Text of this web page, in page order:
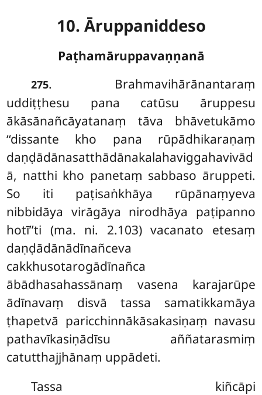
10. Āruppaniddeso
Paṭhamāruppavaṇṇanā
275. Brahmavihārānantaraṃ
uddiṭṭhesu pana catūsu āruppesu
ākāsānañcāyatanaṃ tāva bhāvetukāmo
‘‘dissante kho pana rūpādhikaraṇaṃ
daṇḍādānasatthādānakalahaviggahavivād
ā, natthi kho panetaṃ sabbaso āruppeti.
So iti paṭisaṅkhāya rūpānaṃyeva
nibbidāya virāgāya nirodhāya paṭipanno
hotī’’ti (ma. ni. 2.103) vacanato etesaṃ
daṇḍādānādīnañceva
cakkhusotarogādīnañca
ābādhasahassānaṃ vasena karajarūpe
ādīnavaṃ disvā tassa samatikkamāya
ṭhapetvā paricchinnākāsakasiṇaṃ navasu
pathavīkasiṇādīsu aññatarasmiṃ
catutthajjhānaṃ uppādeti.
Tassa kiñcāpi